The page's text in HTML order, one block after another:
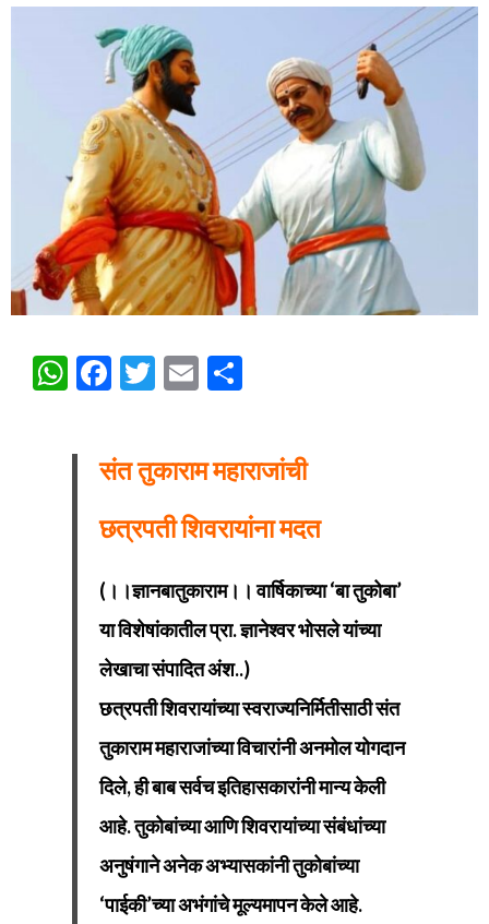
WhatsApp
Facebook
Twitter
Email
संत तुकाराम महाराजांची
छत्रपती शिवरायांना मदत
(।।ज्ञानबातुकाराम।। वार्षिकाच्या ‘बा तुकोबा’
या विशेषांकातील प्रा. ज्ञानेश्वर भोसले यांच्या
लेखाचा संपादित अंश..)
छत्रपती शिवरायांच्या स्वराज्यनिर्मितीसाठी संत
तुकाराम महाराजांच्या विचारांनी अनमोल योगदान
दिले, ही बाब सर्वच इतिहासकारांनी मान्य केली
आहे. तुकोबांच्या आणि शिवरायांच्या संबंधांच्या
अनुषंगाने अनेक अभ्यासकांनी तुकोबांच्या
‘पाईकी’च्या अभंगांचे मूल्यमापन केले आहे.